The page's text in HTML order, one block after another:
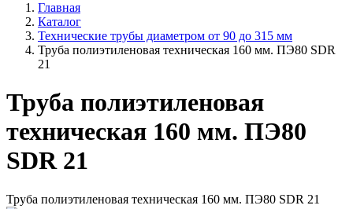
Главная
Каталог
Технические трубы диаметром от 90 до 315 мм
Труба полиэтиленовая техническая 160 мм. ПЭ80 SDR
21
Труба полиэтиленовая
техническая 160 мм. ПЭ80
SDR 21
Труба полиэтиленовая техническая 160 мм. ПЭ80 SDR 21